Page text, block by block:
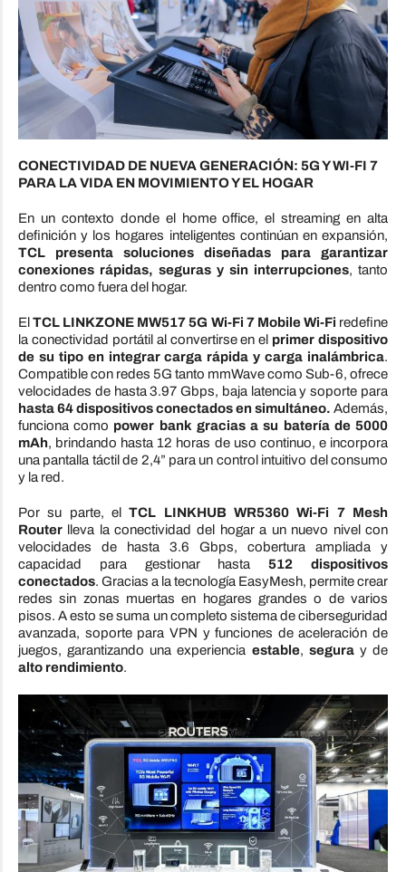
CONECTIVIDAD DE NUEVA GENERACIÓN: 5G Y WI-FI 7
PARA LA VIDA EN MOVIMIENTO Y EL HOGAR
En un contexto donde el home office, el streaming en alta
definición y los hogares inteligentes continúan en expansión,
TCL presenta soluciones diseñadas para garantizar
conexiones rápidas, seguras y sin interrupciones, tanto
dentro como fuera del hogar.
ElTCL LINKZONE MW517 5G Wi-Fi 7 Mobile Wi-Fi redefine
la conectividad portátil al convertirse en el primer dispositivo
de su tipo en integrar carga rápida y carga inalámbrica.
Compatible con redes 5G tanto mmWave como Sub-6, ofrece
velocidades de hasta 3.97 Gbps, baja latencia y soporte para
hasta 64 dispositivos conectados en simultáneo. Además,
funciona como power bank gracias a su batería de 5000
mAh, brindando hasta 12 horas de uso continuo, e incorpora
una pantalla táctil de 2,4” para un control intuitivo del consumo
y la red.
Por su parte, elTCL LINKHUB WR5360 Wi-Fi 7 Mesh
Routerlleva la conectividad del hogar a un nuevo nivel con
velocidades de hasta 3.6 Gbps, cobertura ampliada y
capacidad para gestionar hasta512 dispositivos
conectados. Gracias a la tecnología EasyMesh, permite crear
redes sin zonas muertas en hogares grandes o de varios
pisos. A esto se suma un completo sistema de ciberseguridad
avanzada, soporte para VPN y funciones de aceleración de
juegos, garantizando una experiencia estable, seguray de
alto rendimiento.